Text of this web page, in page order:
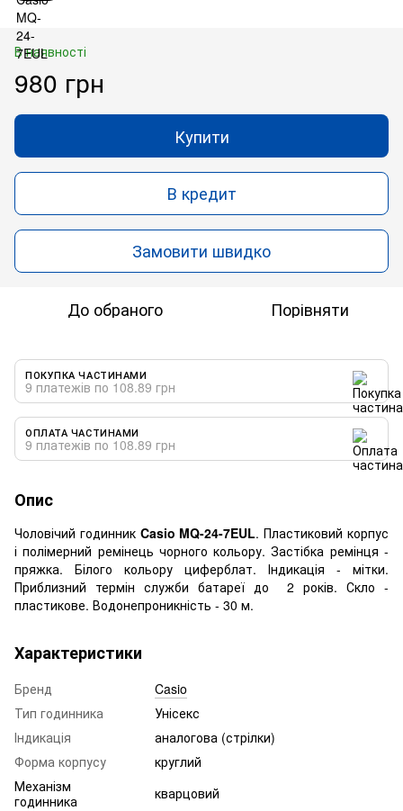
В наявності
980 грн
Купити
В кредит
Замовити швидко
До обраного Порівняти
ПОКУПКА ЧАСТИНАМИ
9 платежів по 108.89 грн
ОПЛАТА ЧАСТИНАМИ
9 платежів по 108.89 грн
Опис
Чоловічий годинник Casio MQ-24-7EUL. Пластиковий корпус
і полімерний ремінець чорного кольору. Застібка ремінця -
пряжка. Білого кольору циферблат. Індикація - мітки.
Приблизний термін служби батареї до 2 років. Скло -
пластикове. Водонепроникність - 30 м.
Характеристики
Бренд
Casio
Тип годинника
Унісекс
Індикація
аналогова (стрілки)
Форма корпусу
круглий
Механізм
годинника
кварцовий